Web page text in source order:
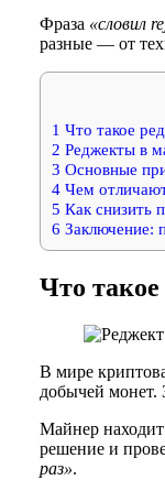
Фраза «словил
разные — от
1 Что такое
2 Реджекты в
3 Основные
4 Чем
5 Как снизить
6 Заключение:
Что
В мире
добычей монет.
Майнер находит
решение и
раз».